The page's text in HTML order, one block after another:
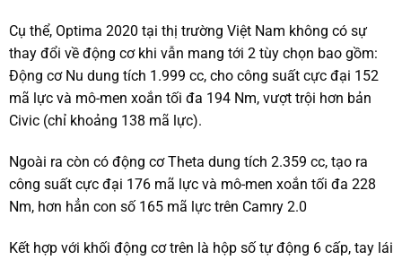
Cụ thể, Optima 2020 tại thị trường Việt Nam không có sự
thay đổi về động cơ khi vẫn mang tới 2 tùy chọn bao gồm:
Động cơ Nu dung tích 1.999 cc, cho công suất cực đại 152
mã lực và mô-men xoắn tối đa 194 Nm, vượt trội hơn bản
Civic (chỉ khoảng 138 mã lực).
Ngoài ra còn có động cơ Theta dung tích 2.359 cc, tạo ra
công suất cực đại 176 mã lực và mô-men xoắn tối đa 228
Nm, hơn hẳn con số 165 mã lực trên Camry 2.0
Kết hợp với khối động cơ trên là hộp số tự động 6 cấp, tay lái